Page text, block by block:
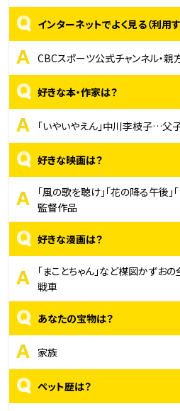
Q インターネットでよく見る（利用
A CBCスポーツ公式チャンネル・親
Q 好きな本・作家は？
A 「いやいやえん」中川李枝子…父
Q 好きな映画は？
A
「風の歌を聴け」「花の降る午後
監督作品
Q 好きな漫画は？
A
「まことちゃん」など楳図かずお
戦車
Q あなたの宝物は？
A 家族
Q ペット歴は？